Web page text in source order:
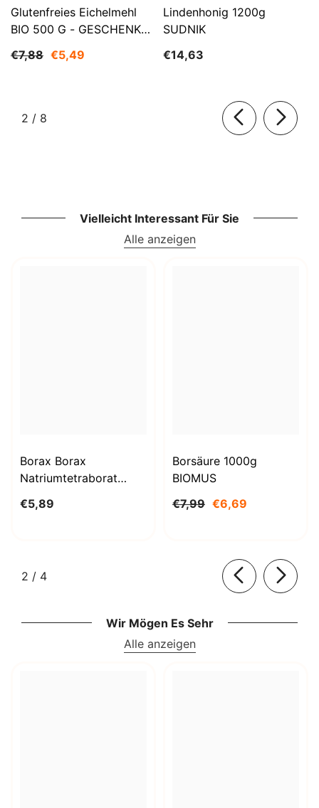
Glutenfreies Eichelmehl
BIO 500 G - GESCHENKE
€7,88 €5,49
Lindenhonig 1200g
SUDNIK
€14,63
2 / von
8
Vielleicht Interessant Für Sie
Alle anzeigen
Borax Borax
Natriumtetraborat
STANLAB
€5,89
Borsäure 1000g
BIOMUS
€7,99 €6,69
2 / von
4
Wir Mögen Es Sehr
Alle anzeigen